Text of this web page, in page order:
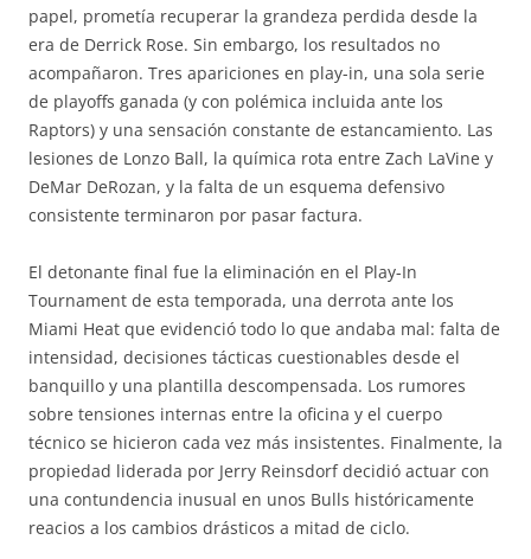
papel, prometía recuperar la grandeza perdida desde la
era de Derrick Rose. Sin embargo, los resultados no
acompañaron. Tres apariciones en play-in, una sola serie
de playoffs ganada (y con polémica incluida ante los
Raptors) y una sensación constante de estancamiento. Las
lesiones de Lonzo Ball, la química rota entre Zach LaVine y
DeMar DeRozan, y la falta de un esquema defensivo
consistente terminaron por pasar factura.
El detonante final fue la eliminación en el Play-In
Tournament de esta temporada, una derrota ante los
Miami Heat que evidenció todo lo que andaba mal: falta de
intensidad, decisiones tácticas cuestionables desde el
banquillo y una plantilla descompensada. Los rumores
sobre tensiones internas entre la oficina y el cuerpo
técnico se hicieron cada vez más insistentes. Finalmente, la
propiedad liderada por Jerry Reinsdorf decidió actuar con
una contundencia inusual en unos Bulls históricamente
reacios a los cambios drásticos a mitad de ciclo.